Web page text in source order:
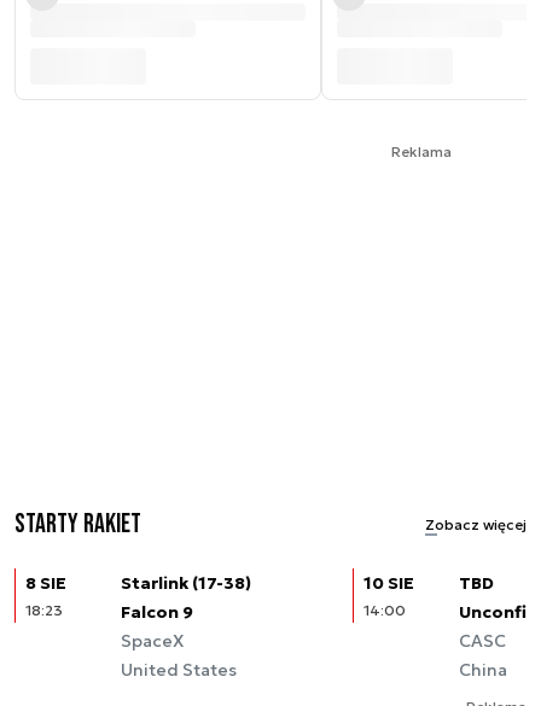
Reklama
Starty rakiet Zobacz więcej
8 SIE
18:23
Starlink (17-38)
Falcon 9
SpaceX
United States
10 SIE
14:00
TBD
CASC
China